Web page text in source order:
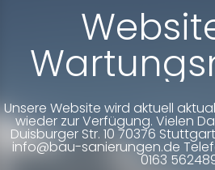
Unsere Website wird aktuell
wieder zur Verfügung. Vielen
Duisburger Str. 10 70376 Stuttgart
info@bau-sanierungen.de
0163